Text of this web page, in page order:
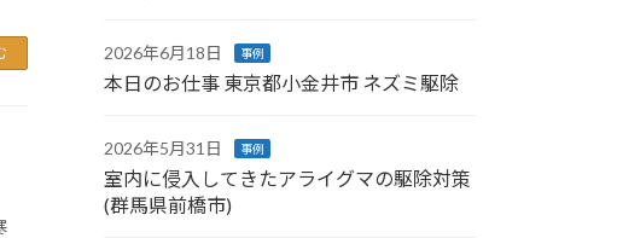
2026年6月18日 事例
本日のお仕事 東京都小金井市 ネズミ駆除
2026年5月31日 事例
室内に侵入してきたアライグマの駆除対策
(群馬県前橋市)